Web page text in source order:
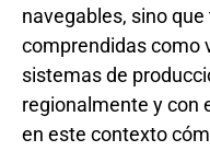
navegables, sino
comprendidas como
sistemas de
regionalmente y con
en este contexto